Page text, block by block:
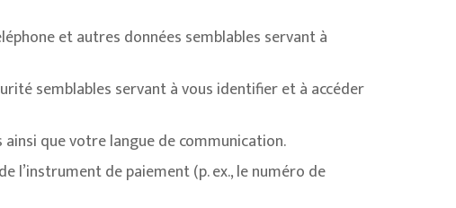
et autres données semblables servant à
semblables servant à vous identifier et à accéder
que votre langue de communication.
l’instrument de paiement (p. ex., le numéro de